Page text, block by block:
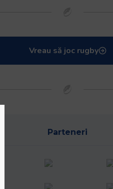
Vreau să joc rugby
Parteneri